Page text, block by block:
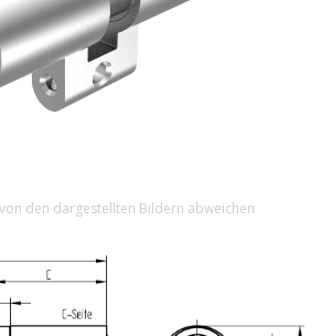
den dargestellten Bildern abweichen